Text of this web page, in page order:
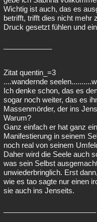
Wichtig ist auch, das es
betrifft, trifft dies nicht mehr
Druck gesetzt fühlen und
Zitat quentin_=3
....wandernde
Ich denke schon, das es
sogar noch weiter, das es
Massenmörder, der ins
Warum?
Ganz einfach er hat ganz
Manifestierung in seinem
noch real von seinem
Daher wird die Seele auch
was sein Selbst
unwiederbringlich. Erst
wie es tao sagte nur einen
sie auch ins Jenseits.